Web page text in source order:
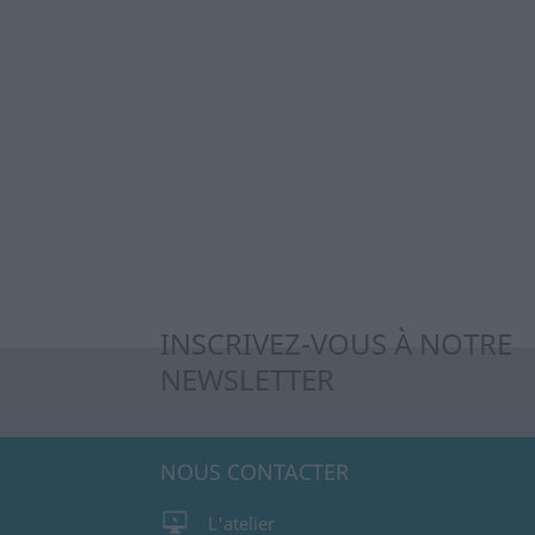
INSCRIVEZ-VOUS À NOTRE
NOUS CONTACTER
L'atelier